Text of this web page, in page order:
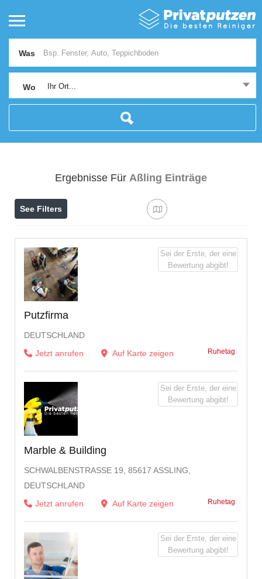
Was
Wo Ihr Ort...
Ergebnisse Für Aßling Einträge
See Filters
Putzfirma
DEUTSCHLAND
Jetzt anrufen
Auf Karte zeigen Ruhetag
Sei der Erste, der eine
Bewertung abgibt!
Marble & Building
SCHWALBENSTRASSE 19, 85617 ASSLING, DE
UTSCHLAND
Jetzt anrufen
Auf Karte zeigen Ruhetag
Sei der Erste, der eine
Bewertung abgibt!
Sei der Erste, der eine
Bewertung abgibt!